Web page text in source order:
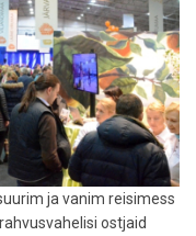
ja vanim reisimess
ostjaid